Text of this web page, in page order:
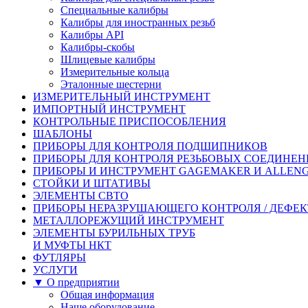
Специальные калибры
Калибры для иностранных резьб
Калибры API
Калибры-скобы
Шлицевые калибры
Измерительные кольца
Эталонные шестерни
ИЗМЕРИТЕЛЬНЫЙ ИНСТРУМЕНТ
ИМПОРТНЫЙ ИНСТРУМЕНТ
КОНТРОЛЬНЫЕ ПРИСПОСОБЛЕНИЯ
ШАБЛОНЫ
ПРИБОРЫ ДЛЯ КОНТРОЛЯ ПОДШИПНИКОВ
ПРИБОРЫ ДЛЯ КОНТРОЛЯ РЕЗЬБОВЫХ
ПРИБОРЫ И ИНСТРУМЕНТ GAGEMAKER И
СТОЙКИ И ШТАТИВЫ
ЭЛЕМЕНТЫ СВТО
ПРИБОРЫ НЕРАЗРУШАЮЩЕГО КОНТРОЛЯ /
МЕТАЛЛОРЕЖУЩИЙ ИНСТРУМЕНТ
ЭЛЕМЕНТЫ БУРИЛЬНЫХ ТРУБ
И МУФТЫ НКТ
ФУТЛЯРЫ
УСЛУГИ
▼ О предприятии
Общая информация